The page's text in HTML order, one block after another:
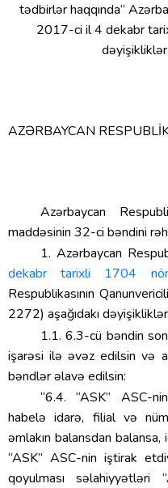
tədbirlər haqqında”
2017-ci il 4 dekabr
AZƏRBAYCAN
Azərbaycan
maddəsinin 32-ci bəndini
1. Azərbaycan
dekabr tarixli 1704
Respublikasının
2272) aşağıdakı
1.1. 6.3-cü bəndin
işarəsi ilə əvəz edilsin və
bəndlər əlavə edilsin:
“6.4. “ASK” ASC-
habelə idarə, filial və
əmlakın balansdan
“ASK” ASC-nin iştirak
qoyulması səlahiyyətləri